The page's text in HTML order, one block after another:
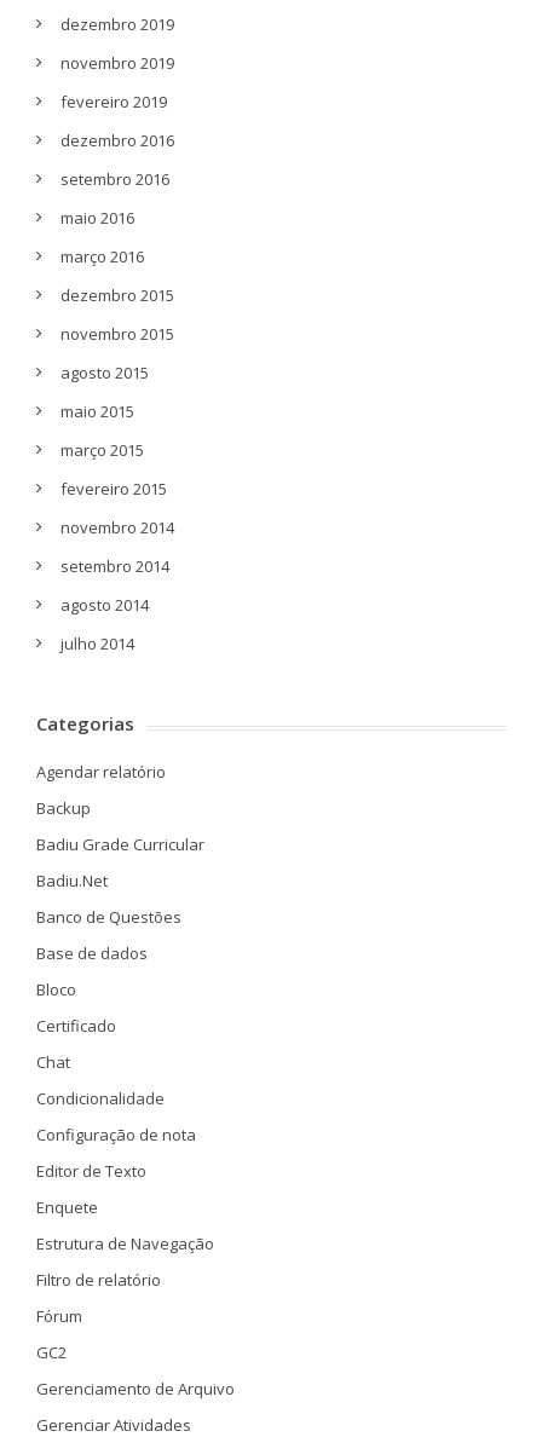
dezembro 2019
novembro 2019
fevereiro 2019
dezembro 2016
setembro 2016
maio 2016
março 2016
dezembro 2015
novembro 2015
agosto 2015
maio 2015
março 2015
fevereiro 2015
novembro 2014
setembro 2014
agosto 2014
julho 2014
Categorias
Agendar relatório
Backup
Badiu Grade Curricular
Badiu.Net
Banco de Questões
Base de dados
Bloco
Certificado
Chat
Condicionalidade
Configuração de nota
Editor de Texto
Enquete
Estrutura de Navegação
Filtro de relatório
Fórum
GC2
Gerenciamento de Arquivo
Gerenciar Atividades